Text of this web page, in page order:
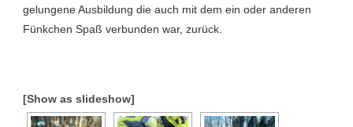
gelungene Ausbildung die auch mit dem ein oder anderen
Fünkchen Spaß verbunden war, zurück.
[Show as slideshow]